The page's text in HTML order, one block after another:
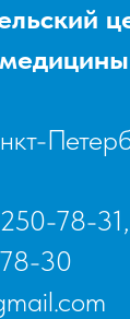
78-31,
30